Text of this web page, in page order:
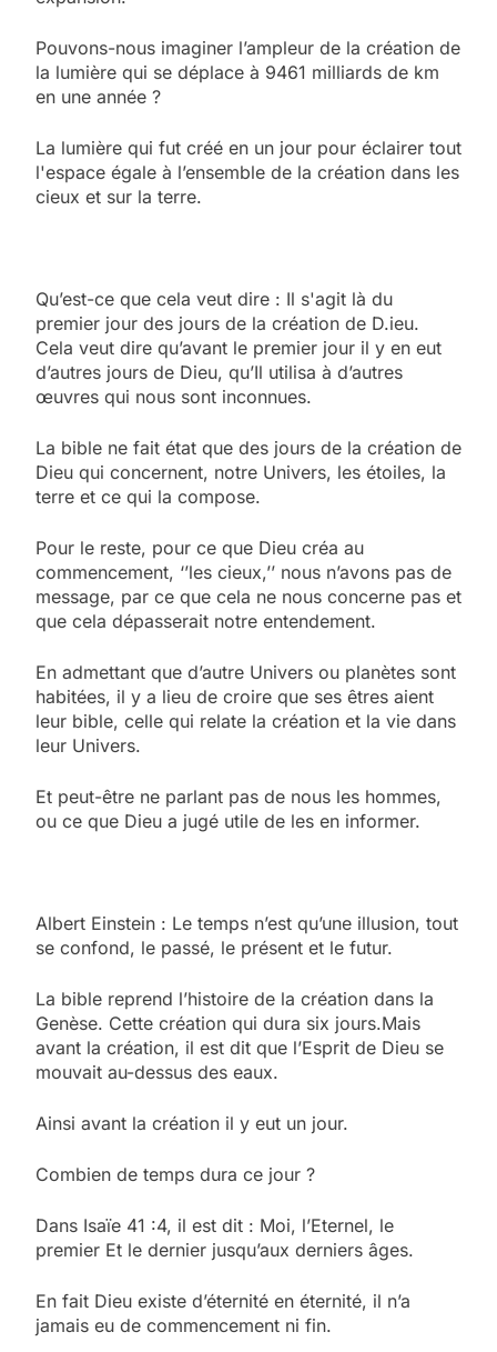
Pouvons-nous imaginer l’ampleur de la création de
la lumière qui se déplace à 9461 milliards de km
en une année ?
La lumière qui fut créé en un jour pour éclairer tout
l'espace égale à l’ensemble de la création dans les
cieux et sur la terre.
Qu’est-ce que cela veut dire : Il s'agit là du
premier jour des jours de la création de D.ieu.
Cela veut dire qu’avant le premier jour il y en eut
d’autres jours de Dieu, qu’Il utilisa à d’autres
œuvres qui nous sont inconnues.
La bible ne fait état que des jours de la création de
Dieu qui concernent, notre Univers, les étoiles, la
terre et ce qui la compose.
Pour le reste, pour ce que Dieu créa au
commencement, ‘’les cieux,’’ nous n’avons pas de
message, par ce que cela ne nous concerne pas et
que cela dépasserait notre entendement.
En admettant que d’autre Univers ou planètes sont
habitées, il y a lieu de croire que ses êtres aient
leur bible, celle qui relate la création et la vie dans
leur Univers.
Et peut-être ne parlant pas de nous les hommes,
ou ce que Dieu a jugé utile de les en informer.
Albert Einstein : Le temps n’est qu’une illusion, tout
se confond, le passé, le présent et le futur.
La bible reprend l’histoire de la création dans la
Genèse. Cette création qui dura six jours.Mais
avant la création, il est dit que l’Esprit de Dieu se
mouvait au-dessus des eaux.
Ainsi avant la création il y eut un jour.
Combien de temps dura ce jour ?
Dans Isaïe 41 :4, il est dit : Moi, l’Eternel, le
premier Et le dernier jusqu’aux derniers âges.
En fait Dieu existe d’éternité en éternité, il n’a
jamais eu de commencement ni fin.